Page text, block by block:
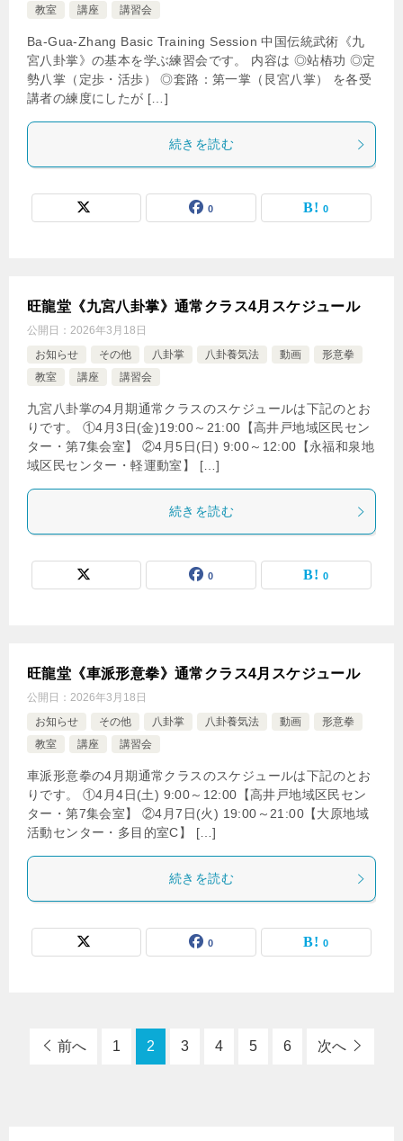
教室
講座 講習会
Ba-Gua-Zhang Basic Training Session 中国伝統武術《九
宮八卦掌》の基本を学ぶ練習会です。 内容は ◎站樁功 ◎定
勢八掌（定歩・活歩） ◎套路：第一掌（艮宮八掌） を各受
講者の練度にしたが […]
続きを読む
0 0
旺龍堂《九宮八卦掌》通常クラス4月スケジュール
公開日： 2026年3月18日
お知らせ
その他 八卦掌 八卦養気法 動画
形意拳
教室
講座 講習会
九宮八卦掌の4月期通常クラスのスケジュールは下記のとお
りです。 ①4月3日(金)19:00～21:00【高井戸地域区民セン
ター・第7集会室】 ②4月5日(日) 9:00～12:00【永福和泉地
域区民センター・軽運動室】 […]
続きを読む
0 0
旺龍堂《車派形意拳》通常クラス4月スケジュール
公開日： 2026年3月18日
お知らせ
その他 八卦掌 八卦養気法 動画
形意拳
教室
講座 講習会
車派形意拳の4月期通常クラスのスケジュールは下記のとお
りです。 ①4月4日(土) 9:00～12:00【高井戸地域区民セン
ター・第7集会室】 ②4月7日(火) 19:00～21:00【大原地域
活動センター・多目的室C】 […]
続きを読む
0 0
前へ 1 2 3 4 5 6 次へ